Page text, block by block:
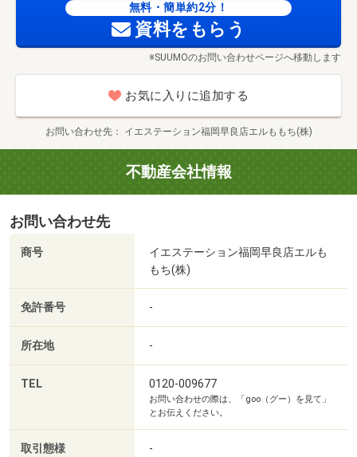
無料・簡単約2分！
資料をもらう
※SUUMOのお問い合わせページへ移動します
お気に入りに追加する
お問い合わせ先 イエステーション福岡早良店エルももち(株)
不動産会社情報
お問い合わせ先
商号
イエステーション福岡早良店エルも
もち(株)
免許番号 -
所在地 -
TEL 0120-009677
お問い合わせの際は、「goo（グー）を見て」
とお伝えください。
取引態様 -